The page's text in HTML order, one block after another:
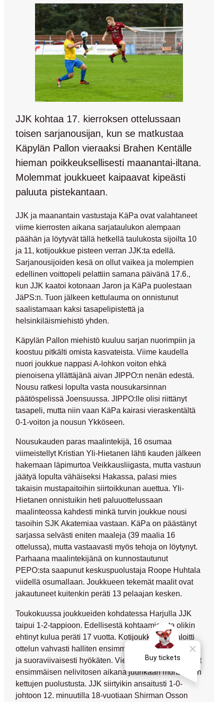
JJK kohtaa 17. kierroksen ottelussaan
toisen sarjanousijan, kun se matkustaa
Käpylän Pallon vieraaksi Brahen Kentälle
hieman poikkeuksellisesti maanantai-iltana.
Molemmat joukkueet kaipaavat kipeästi
paluuta pistekantaan.
JJK ja maanantain vastustaja KäPa ovat valahtaneet
viime kierrosten aikana sarjataulukon alempaan
päähän ja löytyvät tällä hetkellä taulukosta sijoilta 10
ja 11, kotijoukkue pisteen verran JJK:ta edellä.
Sarjanousijoiden kesä on ollut vaikea ja molempien
edellinen voittopeli pelattiin samana päivänä 17.6.,
kun JJK kaatoi kotonaan Jaron ja KäPa puolestaan
JäPS:n. Tuon jälkeen kettulauma on onnistunut
saalistamaan kaksi tasapelipistettä ja
helsinkiläismiehistö yhden.
Käpylän Pallon miehistö kuuluu sarjan nuorimpiin ja
koostuu pitkälti omista kasvateista. Viime kaudella
nuori joukkue nappasi A-lohkon voiton ehkä
pienoisena yllättäjänä aivan JIPPO:n nenän edestä.
Nousu ratkesi lopulta vasta nousukarsinnan
päätöspelissä Joensuussa. JIPPO:lle olisi riittänyt
tasapeli, mutta niin vaan KäPa kairasi vieraskentältä
0-1-voiton ja nousun Ykköseen.
Nousukauden paras maalintekijä, 16 osumaa
viimeistellyt Kristian Yli-Hietanen lähti kauden jälkeen
hakemaan läpimurtoa Veikkausliigasta, mutta vastuun
jäätyä lopulta vähäiseksi Hakassa, palasi mies
takaisin mustapaitoihin siirtoikkunan auettua. Yli-
Hietanen onnistuikin heti paluuottelussaan
maalinteossa kahdesti minkä turvin joukkue nousi
tasoihin SJK Akatemiaa vastaan. KäPa on päästänyt
sarjassa selvästi eniten maaleja (39 maalia 16
ottelussa), mutta vastaavasti myös tehoja on löytynyt.
Parhaana maalintekijänä on kunnostautunut
PEPO:sta saapunut keskuspuolustaja Roope Huhtala
viidellä osumallaan. Joukkueen tekemät maalit ovat
jakautuneet kuitenkin peräti 13 pelaajan kesken.
Toukokuussa joukkueiden kohdatessa Harjulla JJK
taipui 1-2-tappioon. Edellisestä kohtaamisesta olikin
ehtinyt kulua peräti 17 vuotta. Kotijoukkue JJK aloitti
ottelun vahvasti halliten ensimmäistä jaksoa selvästi
ja suoraviivaisesti hyökäten. Vierasjoukkue ei päässyt
ensimmäisen nelivitosen aikana juurikaan murtamaan
kettujen puolustusta. JJK siirtyikin ansaitusti 1-0-
johtoon 12. minuutilla 18-vuotiaan Shirman Osson